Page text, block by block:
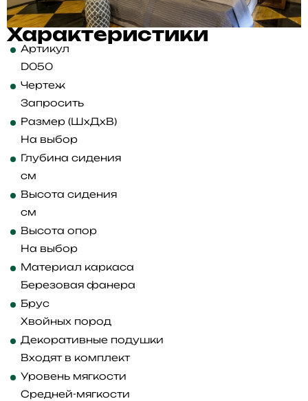
Характеристики
Артикул
D050
Чертеж
Запросить
Размер (ШхДхВ)
На выбор
Глубина сидения
см
Высота сидения
см
Высота опор
На выбор
Материал каркаса
Березовая фанера
Брус
Хвойных пород
Декоративные подушки
Входят в комплект
Уровень мягкости
Средней-мягкости